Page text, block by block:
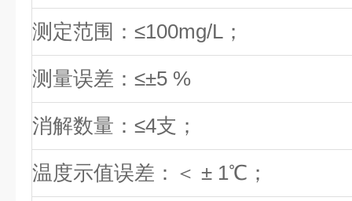
测定范围：≤100mg/L；
测量误差：≤±5 %
消解数量：≤4支；
温度示值误差：＜ ± 1℃；